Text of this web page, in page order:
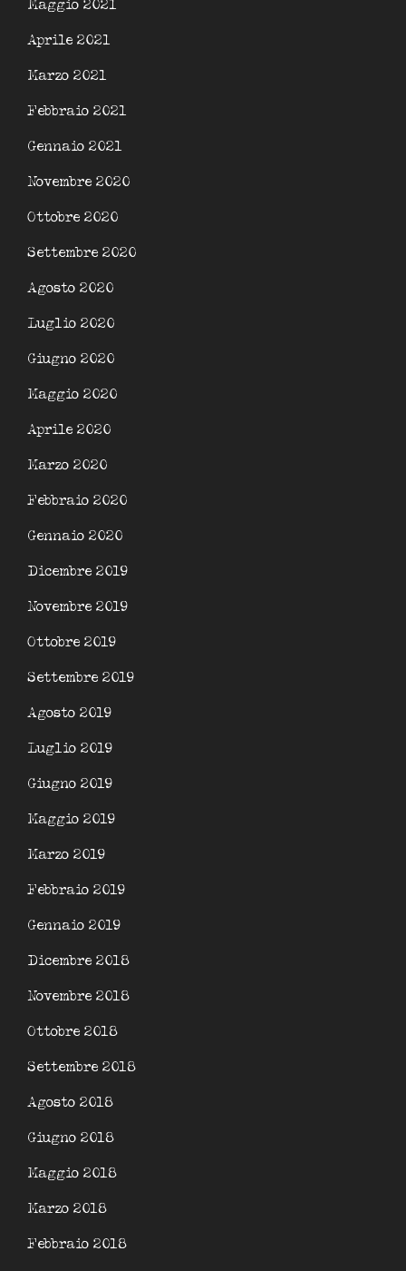
Maggio 2021
Aprile 2021
Marzo 2021
Febbraio 2021
Gennaio 2021
Novembre 2020
Ottobre 2020
Settembre 2020
Agosto 2020
Luglio 2020
Giugno 2020
Maggio 2020
Aprile 2020
Marzo 2020
Febbraio 2020
Gennaio 2020
Dicembre 2019
Novembre 2019
Ottobre 2019
Settembre 2019
Agosto 2019
Luglio 2019
Giugno 2019
Maggio 2019
Marzo 2019
Febbraio 2019
Gennaio 2019
Dicembre 2018
Novembre 2018
Ottobre 2018
Settembre 2018
Agosto 2018
Giugno 2018
Maggio 2018
Marzo 2018
Febbraio 2018